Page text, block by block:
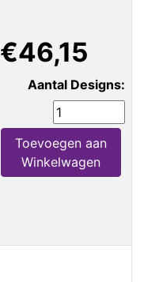
€46,15
Aantal Designs:
Toevoegen aan
Winkelwagen